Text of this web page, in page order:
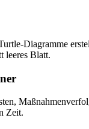
Diagramme
leeres Blatt.
Zeit.